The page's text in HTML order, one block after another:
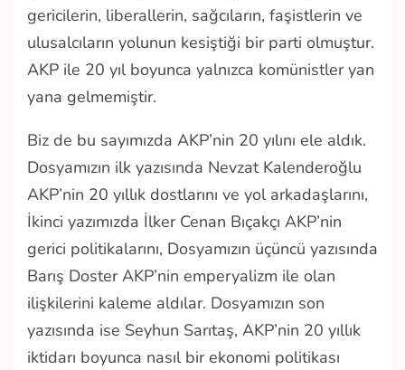
gericilerin, liberallerin, sağcıların, faşistlerin ve
ulusalcıların yolunun kesiştiği bir parti olmuştur.
AKP ile 20 yıl boyunca yalnızca komünistler yan
yana gelmemiştir.
Biz de bu sayımızda AKP’nin 20 yılını ele aldık.
Dosyamızın ilk yazısında Nevzat Kalenderoğlu
AKP’nin 20 yıllık dostlarını ve yol arkadaşlarını,
İkinci yazımızda İlker Cenan Bıçakçı AKP’nin
gerici politikalarını, Dosyamızın üçüncü yazısında
Barış Doster AKP’nin emperyalizm ile olan
ilişkilerini kaleme aldılar. Dosyamızın son
yazısında ise Seyhun Sarıtaş, AKP’nin 20 yıllık
iktidarı boyunca nasıl bir ekonomi politikası